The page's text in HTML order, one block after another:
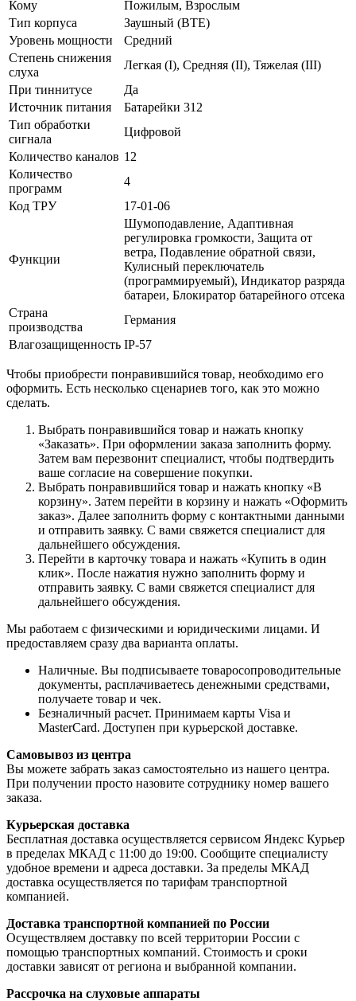
Кому
Пожилым, Взрослым
Тип корпуса
Заушный (BTE)
Уровень мощности
Средний
Степень снижения
слуха
Легкая (I), Средняя (II), Тяжелая (III)
При тиннитусе
Да
Источник питания
Батарейки 312
Тип обработки
сигнала
Цифровой
Количество каналов 12
Количество
программ
4
Код ТРУ
17-01-06
Функции
Шумоподавление, Адаптивная
регулировка громкости, Защита от
ветра, Подавление обратной связи,
Кулисный переключатель
(программируемый), Индикатор разряда
батареи, Блокиратор батарейного отсека
Страна
производства
Германия
Влагозащищенность IP-57
Чтобы приобрести понравившийся товар, необходимо его
оформить. Есть несколько сценариев того, как это можно
сделать.
Выбрать понравившийся товар и нажать кнопку
«Заказать». При оформлении заказа заполнить форму.
Затем вам перезвонит специалист, чтобы подтвердить
ваше согласие на совершение покупки.
Выбрать понравившийся товар и нажать кнопку «В
корзину». Затем перейти в корзину и нажать «Оформить
заказ». Далее заполнить форму с контактными данными
и отправить заявку. С вами свяжется специалист для
дальнейшего обсуждения.
Перейти в карточку товара и нажать «Купить в один
клик». После нажатия нужно заполнить форму и
отправить заявку. С вами свяжется специалист для
дальнейшего обсуждения.
Мы работаем с физическими и юридическими лицами. И
предоставляем сразу два варианта оплаты.
Наличные. Вы подписываете товаросопроводительные
документы, расплачиваетесь денежными средствами,
получаете товар и чек.
Безналичный расчет. Принимаем карты Visa и
MasterCard. Доступен при курьерской доставке.
Самовывоз из центра
Вы можете забрать заказ самостоятельно из нашего центра.
При получении просто назовите сотруднику номер вашего
заказа.
Курьерская доставка
Бесплатная доставка осуществляется сервисом Яндекс Курьер
в пределах МКАД с 11:00 до 19:00. Сообщите специалисту
удобное времени и адреса доставки. За пределы МКАД
доставка осуществляется по тарифам транспортной
компанией.
Доставка транспортной компанией по России
Осуществляем доставку по всей территории России с
помощью транспортных компаний. Стоимость и сроки
доставки зависят от региона и выбранной компании.
Рассрочка на слуховые аппараты